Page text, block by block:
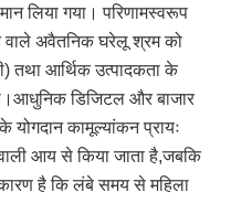
मान लिया गया। परिणामस्वरूप
वाले अवैतनिक घरेलू श्रम को
तथा आर्थिक उत्पादकता के
डिजिटल और बाजार
योगदान कामूल्यांकन प्रायः
आय से किया जाता है,जबकि
है कि लंबे समय से महिला